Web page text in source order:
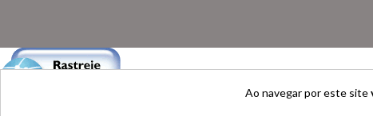
Ao navegar por este site